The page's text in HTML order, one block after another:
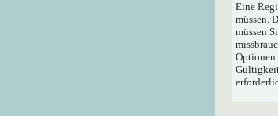
Eine
müssen.
müssen
Optionen